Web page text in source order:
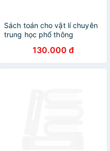
Sách toán cho vật lí chuyên
trung học phổ thông
130.000 đ